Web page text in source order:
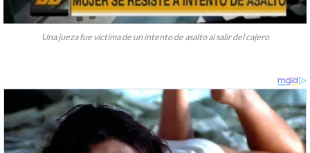
Una jueza fue víctima de un intento de asalto al salir del cajero